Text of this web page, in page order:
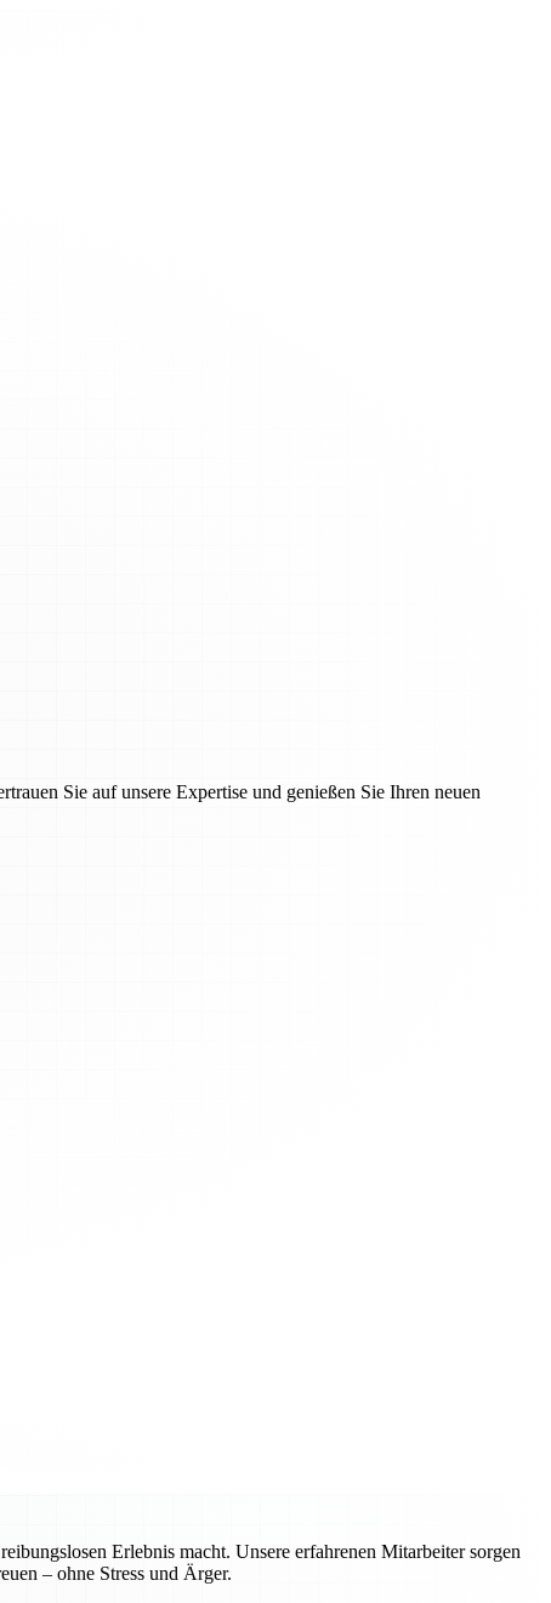
Sie auf unsere Expertise und genießen Sie Ihren neuen
Erlebnis macht. Unsere erfahrenen Mitarbeiter sorgen
– ohne Stress und Ärger.